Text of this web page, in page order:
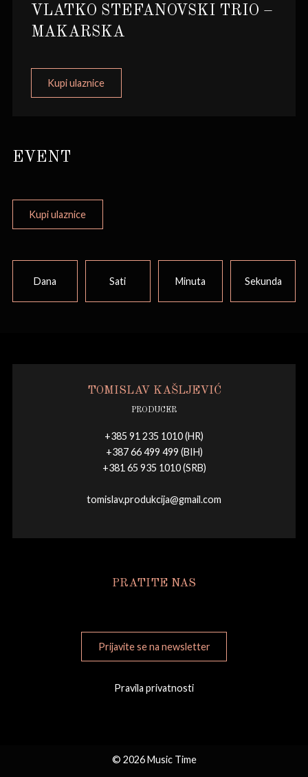
VLATKO STEFANOVSKI TRIO –
MAKARSKA
Kupi ulaznice
EVENT
Kupi ulaznice
Dana Sati Minuta Sekunda
TOMISLAV KAŠLJEVIĆ
PRODUCER
+385 91 235 1010 (HR)
+387 66 499 499 (BIH)
+381 65 935 1010 (SRB)
tomislav.produkcija@gmail.com
PRATITE NAS
Prijavite se na newsletter
Pravila privatnosti
© 2026 Music Time